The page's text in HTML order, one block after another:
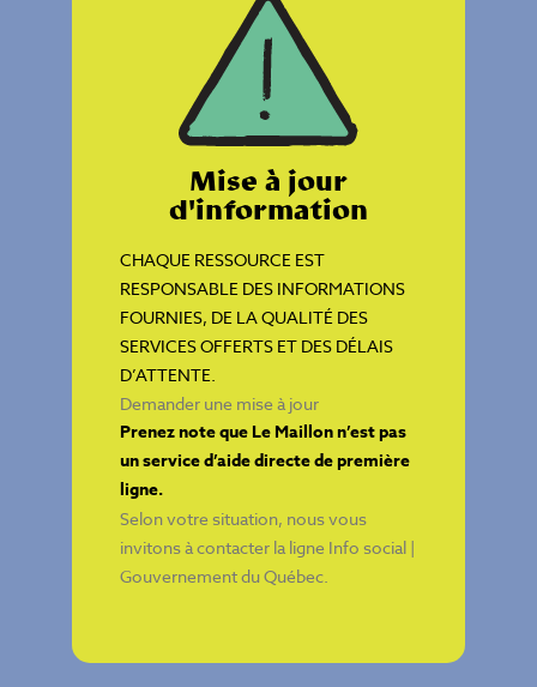
Mise à jour
d'information
CHAQUE RESSOURCE EST
RESPONSABLE DES INFORMATIONS
FOURNIES, DE LA QUALITÉ DES
SERVICES OFFERTS ET DES DÉLAIS
D’ATTENTE.
Demander une mise à jour
Prenez note que Le Maillon n’est pas
un service d’aide directe de première
ligne.
Selon votre situation, nous vous
invitons à contacter la ligne Info social |
Gouvernement du Québec.